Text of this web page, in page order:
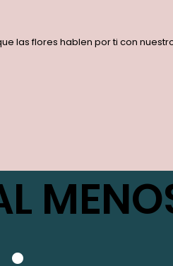
las flores hablen por ti con